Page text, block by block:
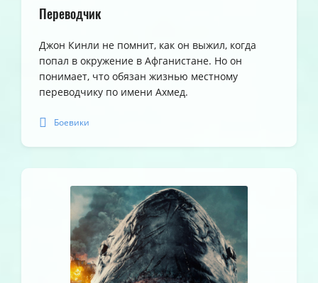
Переводчик
Джон Кинли не помнит, как он выжил, когда
попал в окружение в Афганистане. Но он
понимает, что обязан жизнью местному
переводчику по имени Ахмед.
Боевики